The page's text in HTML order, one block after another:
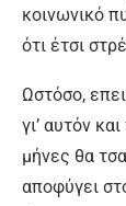
κοινωνικό
ότι έτσι
Ωστόσο,
γι’ αυτόν
μήνες θα
αποφύγει